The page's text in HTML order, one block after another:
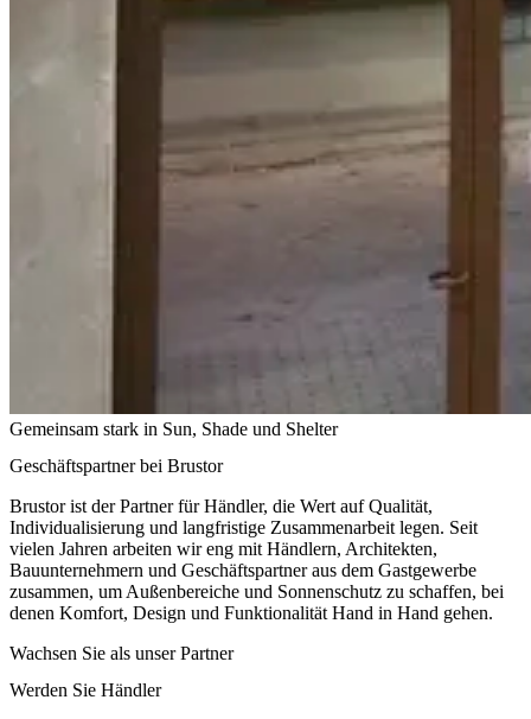
Gemeinsam stark in Sun, Shade und Shelter
Geschäftspartner bei Brustor
Brustor ist der Partner für Händler, die Wert auf Qualität,
Individualisierung und langfristige Zusammenarbeit legen. Seit
vielen Jahren arbeiten wir eng mit Händlern, Architekten,
Bauunternehmern und Geschäftspartner aus dem Gastgewerbe
zusammen, um Außenbereiche und Sonnenschutz zu schaffen, bei
denen Komfort, Design und Funktionalität Hand in Hand gehen.
Wachsen Sie als unser Partner
Werden Sie Händler